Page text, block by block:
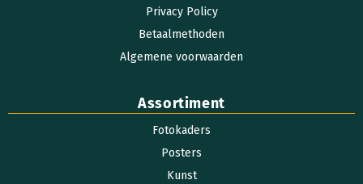
Privacy Policy
Betaalmethoden
Algemene voorwaarden
Assortiment
Fotokaders
Posters
Kunst